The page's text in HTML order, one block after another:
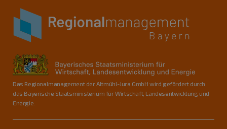
Das Regionalmanagement der Altmühl-Jura GmbH wird gefördert durch
das Bayerische Staatsministerium für Wirtschaft, Landesentwicklung und
Energie.